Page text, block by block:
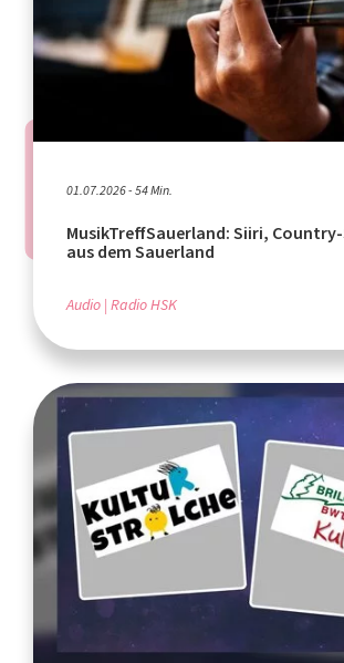
01.07.2026 - 54 Min.
MusikTreffSauerland: Siiri,
aus dem Sauerland
Audio Radio HSK